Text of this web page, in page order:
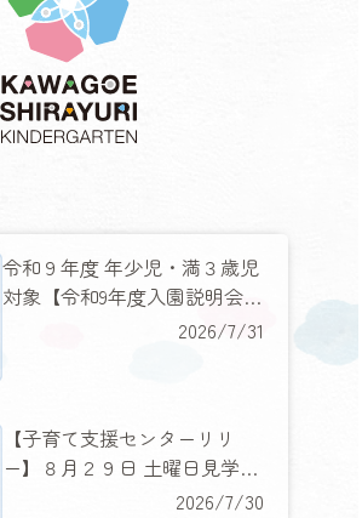
令和９年度 年少児・満３歳児
対象【令和9年度入園説明会の
2026/7/31
【子育て支援センターリリ
ー】８月２９日 土曜日見学説
明会＆みんなに人気のあのキ
2026/7/30